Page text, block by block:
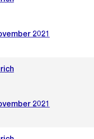
2021
2021